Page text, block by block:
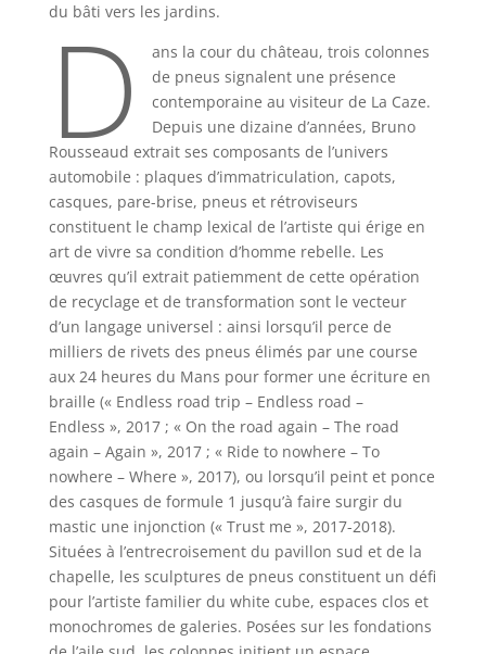
du bâti vers les jardins.
D
ans la cour du château, trois colonnes
de pneus signalent une présence
contemporaine au visiteur de La Caze.
Depuis une dizaine d’années, Bruno
Rousseaud extrait ses composants de l’univers
automobile : plaques d’immatriculation, capots,
casques, pare-brise, pneus et rétroviseurs
constituent le champ lexical de l’artiste qui érige en
art de vivre sa condition d’homme rebelle. Les
œuvres qu’il extrait patiemment de cette opération
de recyclage et de transformation sont le vecteur
d’un langage universel : ainsi lorsqu’il perce de
milliers de rivets des pneus élimés par une course
aux 24 heures du Mans pour former une écriture en
braille (« Endless road trip – Endless road –
Endless », 2017 ; « On the road again – The road
again – Again », 2017 ; « Ride to nowhere – To
nowhere – Where », 2017), ou lorsqu’il peint et ponce
des casques de formule 1 jusqu’à faire surgir du
mastic une injonction (« Trust me », 2017-2018).
Situées à l’entrecroisement du pavillon sud et de la
chapelle, les sculptures de pneus constituent un défi
pour l’artiste familier du white cube, espaces clos et
monochromes de galeries. Posées sur les fondations